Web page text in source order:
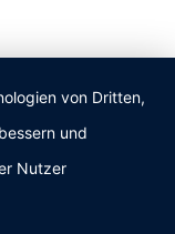
von Dritten,
und
Nutzer